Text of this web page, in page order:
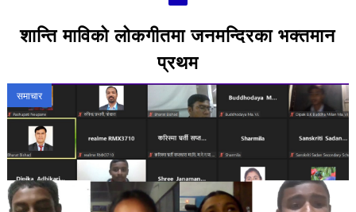
शान्ति माविको लोकगीतमा जनमन्दिरका भक्तमान
प्रथम
समाचार